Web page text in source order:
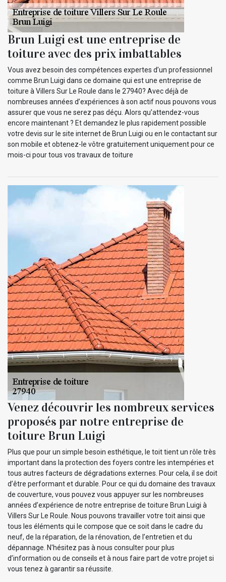
Brun Luigi est une entreprise de
toiture avec des prix imbattables
Vous avez besoin des compétences expertes d’un professionnel
comme Brun Luigi dans ce domaine qui est une entreprise de
toiture à Villers Sur Le Roule dans le 27940? Avec déjà de
nombreuses années d’expériences à son actif nous pouvons vous
assurer que vous ne serez pas déçu. Alors qu’attendez-vous
encore maintenant ? Et demandez le plus rapidement possible
votre devis sur le site internet de Brun Luigi ou en le contactant sur
son mobile et obtenez-le vôtre gratuitement uniquement pour ce
mois-ci pour tous vos travaux de toiture
Venez découvrir les nombreux services
proposés par notre entreprise de
toiture Brun Luigi
Plus que pour un simple besoin esthétique, le toit tient un rôle très
important dans la protection des foyers contre les intempéries et
tous autres facteurs de dégradations externes. Pour cela, il se doit
d’être performant et durable. Pour ce qui du domaine des travaux
de couverture, vous pouvez vous appuyer sur les nombreuses
années d’expérience de notre entreprise de toiture Brun Luigi à
Villers Sur Le Roule. Nous pouvons travailler votre toit ainsi que
tous les éléments qui le compose que ce soit dans le cadre du
neuf, de la réparation, de la rénovation, de l’entretien et du
dépannage. N'hésitez pas à nous consulter pour plus
d’information ou de conseils et à nous faire part de votre projet si
vous tenez à garantir sa réussite.